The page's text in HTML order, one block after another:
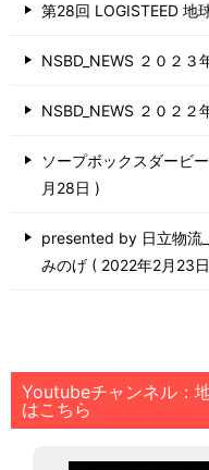
第28回 LOGISTEED 地
NSBD_NEWS ２０２３
NSBD_NEWS ２０２２
ソープボックスダービ
月28日
presented by 日立物流
みのげ
2022年2月23日
Youtubeチャンネル：
はこちら